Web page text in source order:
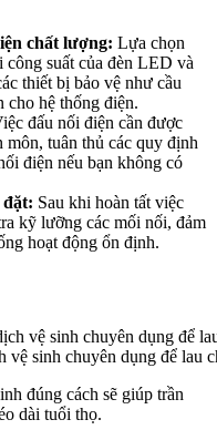
chất lượng: Lựa chọn
suất của đèn LED và
thiết bị bảo vệ như cầu
cho hệ thống điện.
đấu nối điện cần được
tuân thủ các quy định
điện nếu bạn không có
Sau khi hoàn tất việc
kỹ lưỡng các mối nối, đảm
hoạt động ổn định.
vệ sinh chuyên dụng để lau
đúng cách sẽ giúp trần
dài tuổi thọ.